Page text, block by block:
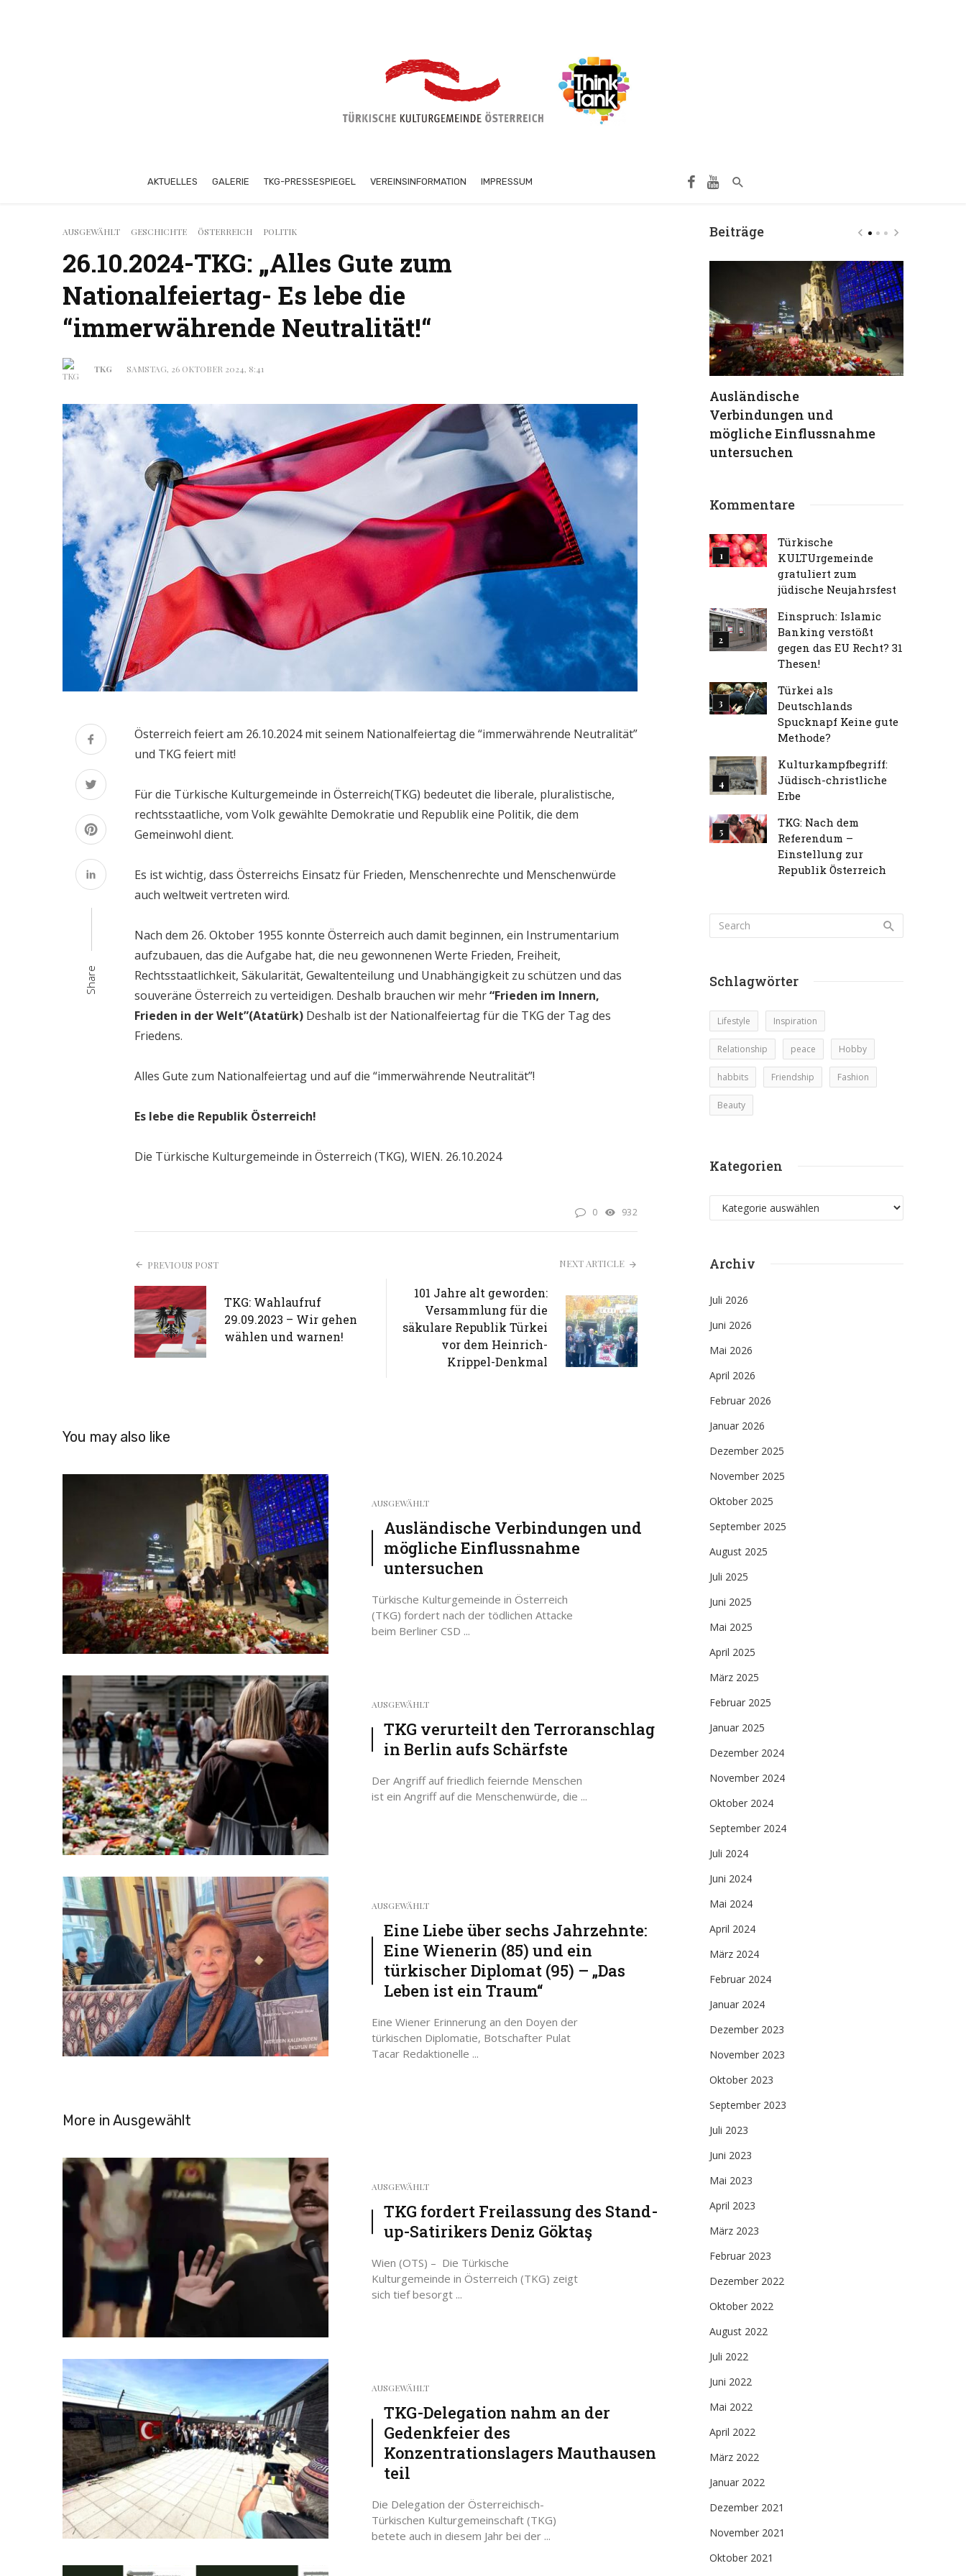
AKTUELLES GALERIE TKG-PRESSESPIEGEL VEREINSINFORMATION IMPRESSUM
AUSGEWÄHLT GESCHICHTE ÖSTERREICH POLITIK
26.10.2024-TKG: „Alles Gute zum
Nationalfeiertag- Es lebe die
“immerwährende Neutralität!“
TKG SAMSTAG, 26 OKTOBER 2024, 8:41
Share
Österreich feiert am 26.10.2024 mit seinem Nationalfeiertag die “immerwährende Neutralität”
und TKG feiert mit!
Für die Türkische Kulturgemeinde in Österreich(TKG) bedeutet die liberale, pluralistische,
rechtsstaatliche, vom Volk gewählte Demokratie und Republik eine Politik, die dem
Gemeinwohl dient.
Es ist wichtig, dass Österreichs Einsatz für Frieden, Menschenrechte und Menschenwürde
auch weltweit vertreten wird.
Nach dem 26. Oktober 1955 konnte Österreich auch damit beginnen, ein Instrumentarium
aufzubauen, das die Aufgabe hat, die neu gewonnenen Werte Frieden, Freiheit,
Rechtsstaatlichkeit, Säkularität, Gewaltenteilung und Unabhängigkeit zu schützen und das
souveräne Österreich zu verteidigen. Deshalb brauchen wir mehr“Frieden im Innern,
Frieden in der Welt”(Atatürk) Deshalb ist der Nationalfeiertag für die TKG der Tag des
Friedens.
Alles Gute zum Nationalfeiertag und auf die “immerwährende Neutralität”!
Es lebe die Republik Österreich!
Die Türkische Kulturgemeinde in Österreich (TKG), WIEN. 26.10.2024
0 932
PREVIOUS POST
TKG: Wahlaufruf
29.09.2023 – Wir gehen
wählen und warnen!
NEXT ARTICLE
101 Jahre alt geworden:
Versammlung für die
säkulare Republik Türkei
vor dem Heinrich-
Krippel-Denkmal
You may also like
AUSGEWÄHLT
Ausländische Verbindungen und
mögliche Einflussnahme
untersuchen
Türkische Kulturgemeinde in Österreich
(TKG) fordert nach der tödlichen Attacke
beim Berliner CSD ...
AUSGEWÄHLT
TKG verurteilt den Terroranschlag
in Berlin aufs Schärfste
Der Angriff auf friedlich feiernde Menschen
ist ein Angriff auf die Menschenwürde, die ...
AUSGEWÄHLT
Eine Liebe über sechs Jahrzehnte:
Eine Wienerin (85) und ein
türkischer Diplomat (95) – „Das
Leben ist ein Traum“
Eine Wiener Erinnerung an den Doyen der
türkischen Diplomatie, Botschafter Pulat
Tacar Redaktionelle ...
More in Ausgewählt
AUSGEWÄHLT
TKG fordert Freilassung des Stand-
up-Satirikers Deniz Göktaş
Wien (OTS) – Die Türkische
Kulturgemeinde in Österreich (TKG) zeigt
sich tief besorgt ...
AUSGEWÄHLT
TKG-Delegation nahm an der
Gedenkfeier des
Konzentrationslagers Mauthausen
teil
Die Delegation der Österreichisch-
Türkischen Kulturgemeinschaft (TKG)
betete auch in diesem Jahr bei der ...
Beiträge
Terroranschlag in Berlin
aufs Schärfste
Jahrzehnte: Eine
Wienerin (85) und ein
türkischer Diplomat (95) –
„Das Leben ist ein Traum“
Ausländische
Verbindungen und
mögliche Einflussnahme
untersuchen
Kommentare
Türkische
KULTUrgemeinde
gratuliert zum
jüdische Neujahrsfest
Einspruch: Islamic
Banking verstößt
gegen das EU Recht? 31
Thesen!
Türkei als
Deutschlands
Spucknapf Keine gute
Methode?
Kulturkampfbegriff:
Jüdisch-christliche
Erbe
TKG: Nach dem
Referendum –
Einstellung zur
Republik Österreich
Schlagwörter
Lifestyle Inspiration
Relationship peace Hobby
habbits Friendship Fashion
Beauty
Kategorien
Kategorien
Archiv
Juli 2026
Juni 2026
Mai 2026
April 2026
Februar 2026
Januar 2026
Dezember 2025
November 2025
Oktober 2025
September 2025
August 2025
Juli 2025
Juni 2025
Mai 2025
April 2025
März 2025
Februar 2025
Januar 2025
Dezember 2024
November 2024
Oktober 2024
September 2024
Juli 2024
Juni 2024
Mai 2024
April 2024
März 2024
Februar 2024
Januar 2024
Dezember 2023
November 2023
Oktober 2023
September 2023
Juli 2023
Juni 2023
Mai 2023
April 2023
März 2023
Februar 2023
Dezember 2022
Oktober 2022
August 2022
Juli 2022
Juni 2022
Mai 2022
April 2022
März 2022
Januar 2022
Dezember 2021
November 2021
Oktober 2021